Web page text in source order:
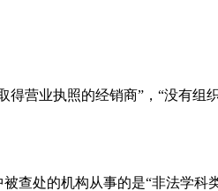
营业执照的经销商”，“没有组
查处的机构从事的是“非法学科